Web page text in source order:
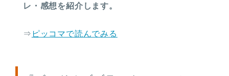
レ・感想を紹介します。
⇒ ピッコマで読んでみる